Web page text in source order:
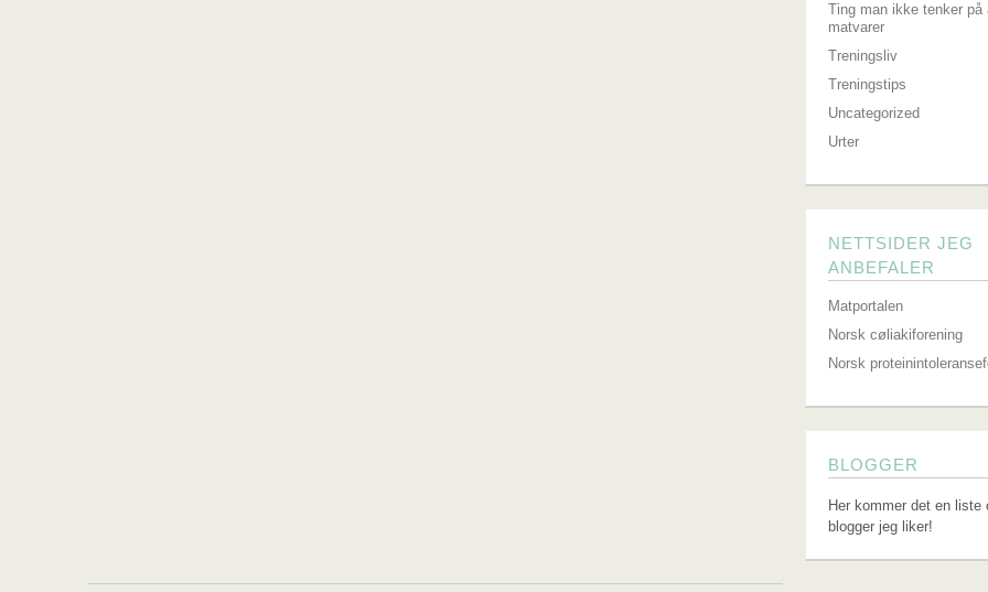
Ting man ikke tenker på
matvarer
Treningsliv
Treningstips
Uncategorized
Urter
NETTSIDER JEG
ANBEFALER
Matportalen
Norsk cøliakiforening
Norsk
BLOGGER
Her kommer det en liste
blogger jeg liker!